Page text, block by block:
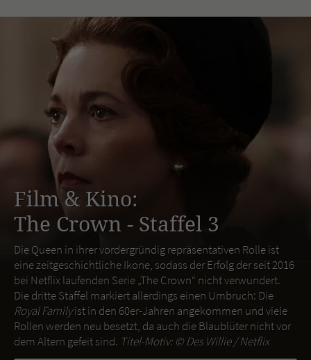
Film & Kino:
The Crown - Staffel 3
Die Queen in ihrer vordergründig repräsentativen Rolle ist
eine zeitgeschichtliche Ikone, sodass der Erfolg der seit 2016
bei Netflix laufenden Serie „The Crown“ nicht verwundert.
Die dritte Staffel markiert allerdings einen Umbruch: Die
Royal Familyist in den 60er-Jahren angekommen und viele
Rollen werden neu besetzt, da auch die Blaublüter nicht vor
dem Altern gefeit sind. Titel-Motiv: ©Des Willie / Netflix